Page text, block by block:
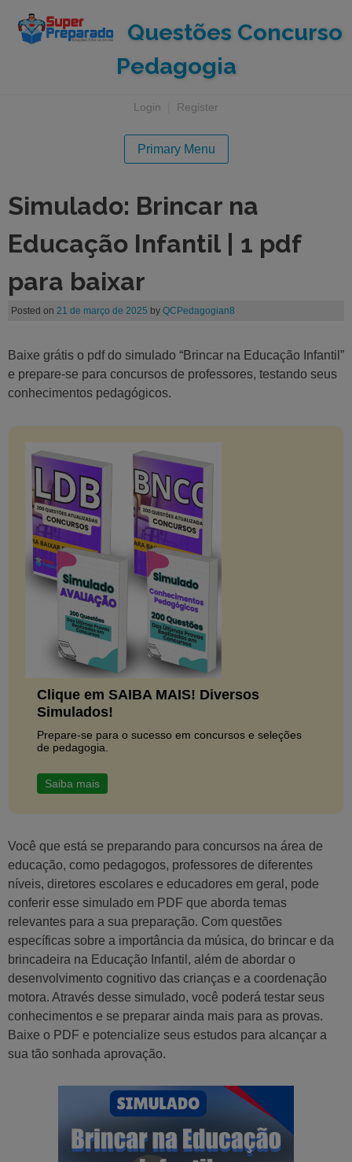
Questões Concurso
Pedagogia
Login Register
Primary Menu
Simulado: Brincar na
Educação Infantil | 1 pdf
para baixar
Posted on 21 de março de 2025 by QCPedagogian8
Baixe grátis o pdf do simulado “Brincar na Educação Infantil”
e prepare-se para concursos de professores, testando seus
conhecimentos pedagógicos.
Clique em SAIBA MAIS! Diversos
Simulados!
Prepare-se para o sucesso em concursos e seleções
de pedagogia.
Saiba mais
Você que está se preparando para concursos na área de
educação, como pedagogos, professores de diferentes
níveis, diretores escolares e educadores em geral, pode
conferir esse simulado em PDF que aborda temas
relevantes para a sua preparação. Com questões
específicas sobre a importância da música, do brincar e da
brincadeira na Educação Infantil, além de abordar o
desenvolvimento cognitivo das crianças e a coordenação
motora. Através desse simulado, você poderá testar seus
conhecimentos e se preparar ainda mais para as provas.
Baixe o PDF e potencialize seus estudos para alcançar a
sua tão sonhada aprovação.